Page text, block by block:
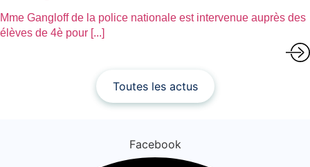
Mme Gangloff de la police nationale est intervenue auprès des
élèves de 4è pour [...]
Toutes les actus
Facebook